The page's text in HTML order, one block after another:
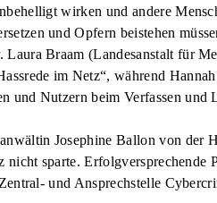
wirken und andere
und Opfern beistehen
Laura Braam (Landesanstalt für
im Netz“, während
und Nutzern beim Verfassen
Josephine Ballon von
sparte.
und Ansprechstelle